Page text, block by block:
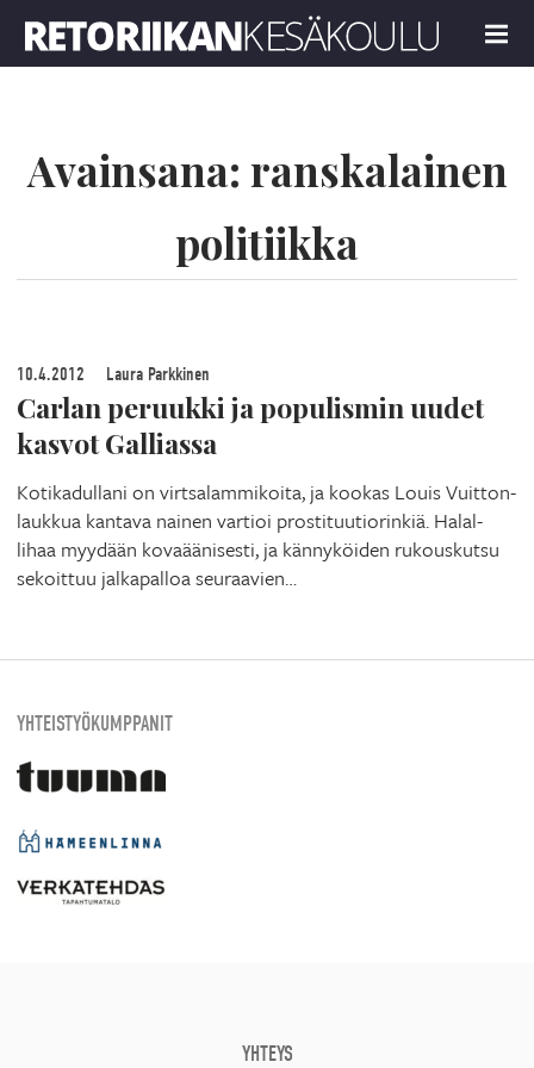
MENU
Avainsana: ranskalainen
politiikka
10.4.2012 Laura Parkkinen
Carlan peruukki ja populismin uudet
kasvot Galliassa
Kotikadullani on virtsalammikoita, ja kookas Louis Vuitton-
laukkua kantava nainen vartioi prostituutiorinkiä. Halal-
lihaa myydään kovaäänisesti, ja kännyköiden rukouskutsu
sekoittuu jalkapalloa seuraavien…
YHTEISTYÖKUMPPANIT
YHTEYS